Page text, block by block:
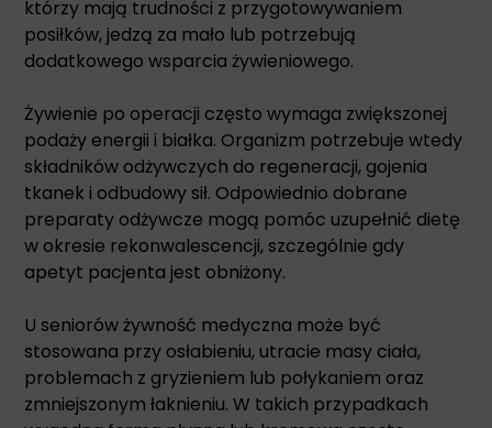
którzy mają trudności z przygotowywaniem
posiłków, jedzą za mało lub potrzebują
dodatkowego wsparcia żywieniowego.
Żywienie po operacji często wymaga zwiększonej
podaży energii i białka. Organizm potrzebuje wtedy
składników odżywczych do regeneracji, gojenia
tkanek i odbudowy sił. Odpowiednio dobrane
preparaty odżywcze mogą pomóc uzupełnić dietę
w okresie rekonwalescencji, szczególnie gdy
apetyt pacjenta jest obniżony.
U seniorów żywność medyczna może być
stosowana przy osłabieniu, utracie masy ciała,
problemach z gryzieniem lub połykaniem oraz
zmniejszonym łaknieniu. W takich przypadkach